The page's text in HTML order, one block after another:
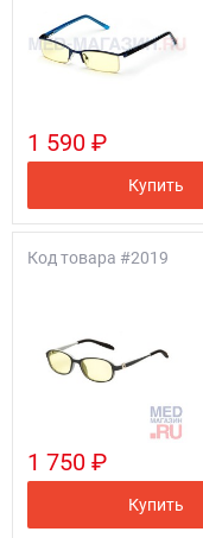
1 590 ₽
Купить
Код товара #2019
1 750 ₽
Купить